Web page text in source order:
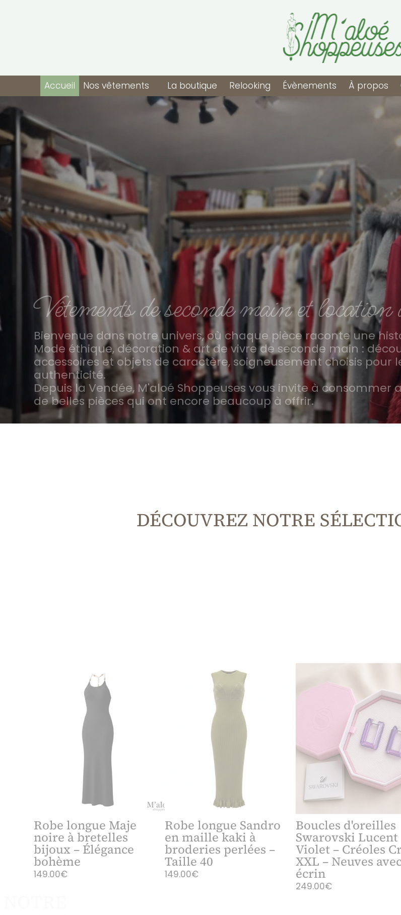
Accueil Nos vêtements La boutique Relooking Évènements À propos
Vêtements de seconde main et
Bienvenue dans notre univers, où chaque pièce raconte une
Mode éthique, décoration & art de vivre de seconde main :
accessoires et objets de caractère, soigneusement choisis
authenticité.
Depuis la Vendée, M'aloé Shoppeuses vous invite à
de belles pièces qui ont encore beaucoup à offrir.
DÉCOUVREZ NOTRE
Robe longue Maje
noire à bretelles
bijoux – Élégance
bohème
149.00€
Robe longue Sandro
en maille kaki à
broderies perlées –
Taille 40
149.00€
Boucles d'oreilles
Swarovski Lucent
Violet – Créoles
XXL – Neuves
écrin
249.00€